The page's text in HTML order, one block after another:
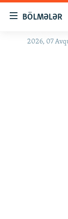
BÖLMƏLƏR
GÜNDƏM
Axtar
2026, 07